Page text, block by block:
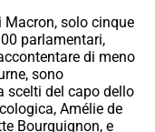
Macron, solo cinque
parlamentari,
di meno
sono
scelti del capo dello
Amélie de
Bourguignon, e